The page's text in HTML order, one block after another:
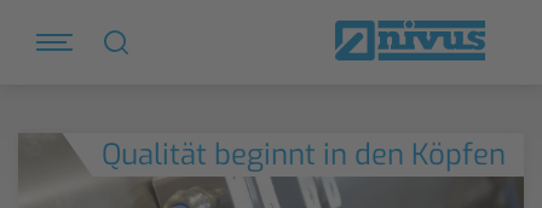
Qualität beginnt in den Köpfen